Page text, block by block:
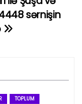
sərnişin
TOPLUM